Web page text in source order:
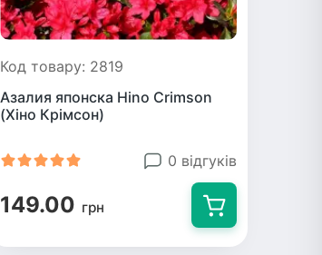
Код товару: 2819
Азалия японска Hino Crimson
(Хіно Крімсон)
0 відгуків
149.00 грн